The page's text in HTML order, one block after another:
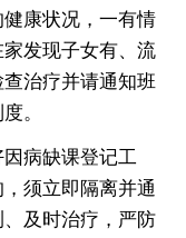
康状况，一有情
发现子女有、流
治疗并请通知班
。
病缺课登记工
须立即隔离并通
及时治疗，严防